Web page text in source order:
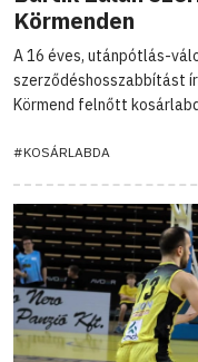
Körmenden
A 16 éves, utánpótlás-
szerződéshosszabbítást
Körmend felnőtt
#KOSÁRLABDA